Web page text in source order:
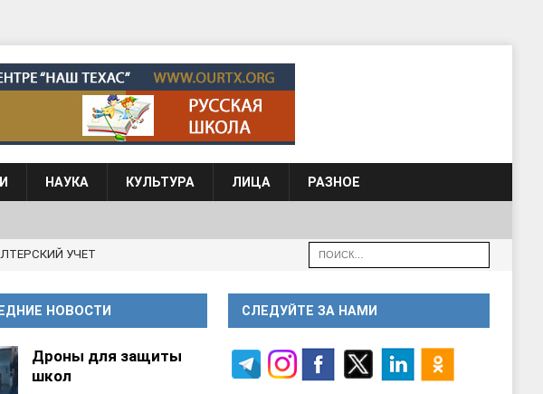
НАУКА КУЛЬТУРА ЛИЦА РАЗНОЕ
Техас”
И НОВОСТИ
Дроны для защиты
школ
СЛЕДУЙТЕ ЗА НАМИ